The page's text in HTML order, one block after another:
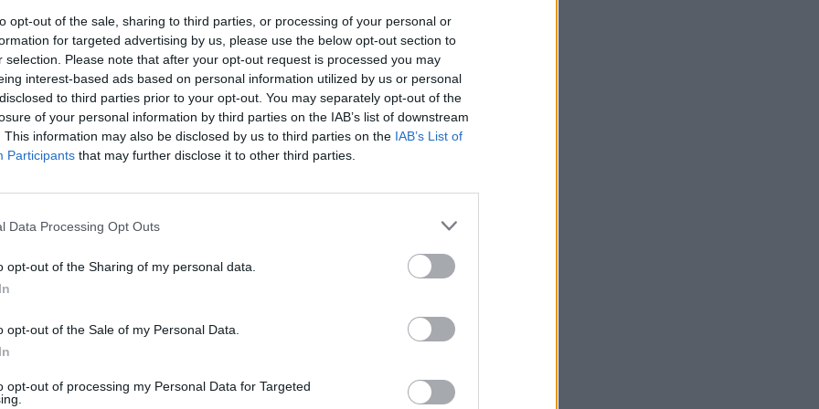
opt-out of the sale, sharing to third parties, or processing of your personal or
for targeted advertising by us, please use the below opt-out section to
selection. Please note that after your opt-out request is processed you may
interest-based ads based on personal information utilized by us or personal
to third parties prior to your opt-out. You may separately opt-out of the
of your personal information by third parties on the IAB’s list of downstream
This information may also be disclosed by us to third parties on the IAB’s List of
Participants that may further disclose it to other third parties.
Data Processing Opt Outs
opt-out of the Sharing of my personal data.
opt-out of the Sale of my Personal Data.
opt-out of processing my Personal Data for Targeted
sąraše
ir pakalbino du stipriausioje planetos